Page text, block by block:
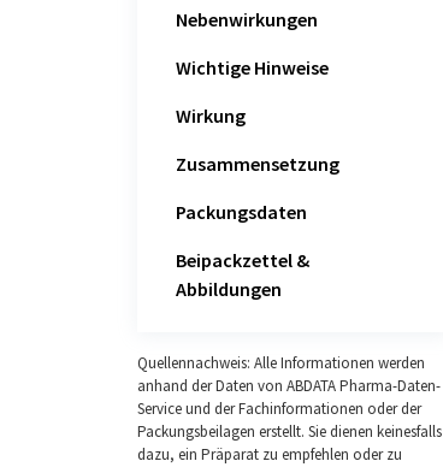
Nebenwirkungen
Wichtige Hinweise
Wirkung
Zusammensetzung
Packungsdaten
Beipackzettel &
Abbildungen
Quellennachweis: Alle Informationen werden
anhand der Daten von ABDATA Pharma-Daten-
Service und der Fachinformationen oder der
Packungsbeilagen erstellt. Sie dienen keinesfalls
dazu, ein Präparat zu empfehlen oder zu